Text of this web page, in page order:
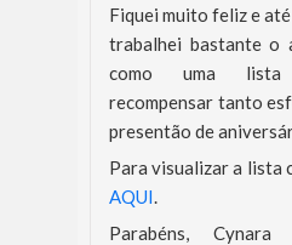
Fiquei muito feliz e
trabalhei bastante o
como uma lista
recompensar tanto
presentão de
Para visualizar a lista
AQUI.
Parabéns,